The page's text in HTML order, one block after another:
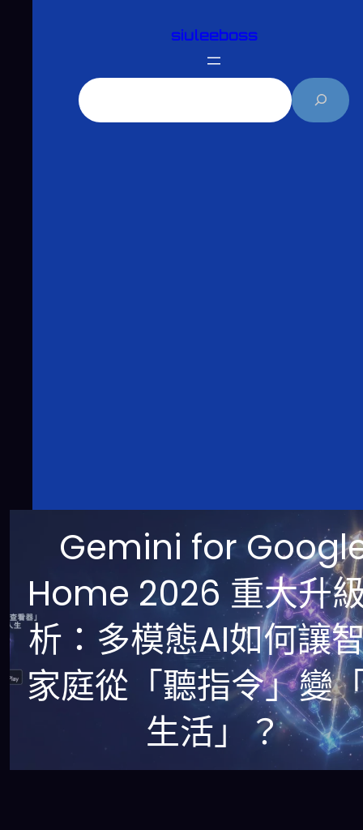
siuleeboss
Gemini for
Home 2026 重大升
析：多模態AI如何讓
家庭從「聽指令」變
生活」？